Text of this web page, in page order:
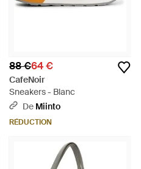
88 €64 €
CafeNoir
Sneakers - Blanc
De Miinto
RÉDUCTION